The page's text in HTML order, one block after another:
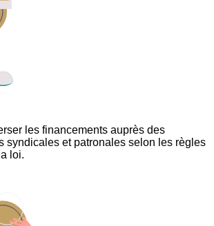
les financements auprès des
syndicales et patronales selon les règles
loi.